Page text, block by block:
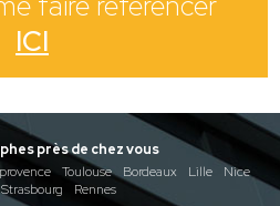
ICI
près de chez vous
Toulouse Bordeaux Lille
Nice
Strasbourg
Rennes